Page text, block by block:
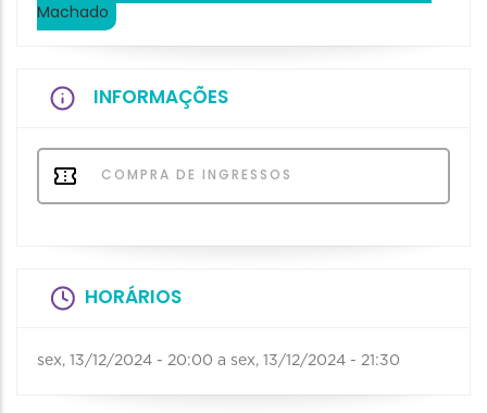
Machado
INFORMAÇÕES
COMPRA DE INGRESSOS
HORÁRIOS
sex, 13/12/2024 - 20:00 a sex, 13/12/2024 - 21:30